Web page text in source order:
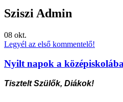
Sziszi Admin
08 okt.
Legyél az első kommentelő!
Nyilt napok a
Tisztelt Szülők, Diákok!